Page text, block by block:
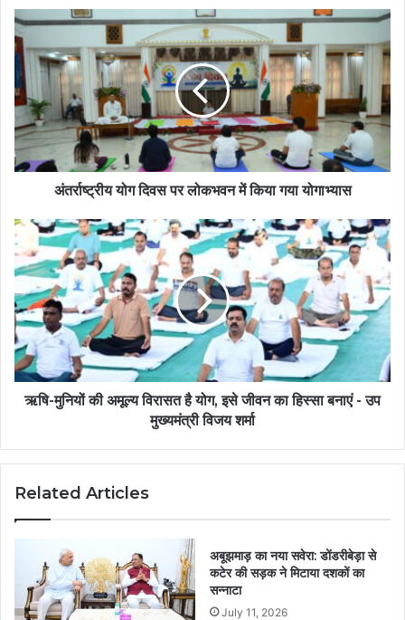
अंतर्राष्ट्रीय योग दिवस पर लोकभवन में किया गया योगाभ्यास
ऋषि-मुनियों की अमूल्य विरासत है योग, इसे जीवन का हिस्सा बनाएं - उप
मुख्यमंत्री विजय शर्मा
Related Articles
अबूझमाड़ का नया सवेरा: डोंडरीबेड़ा से
कटेर की सड़क ने मिटाया दशकों का
सन्नाटा
July 11, 2026